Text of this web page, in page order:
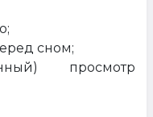
сном;
просмотр